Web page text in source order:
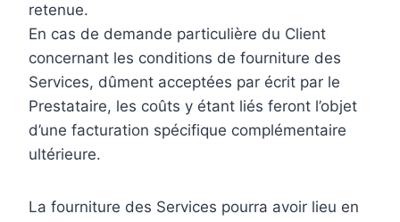
retenue.
En cas de demande particulière du Client
concernant les conditions de fourniture des
Services, dûment acceptées par écrit par le
Prestataire, les coûts y étant liés feront l’objet
d’une facturation spécifique complémentaire
ultérieure.
La fourniture des Services pourra avoir lieu en